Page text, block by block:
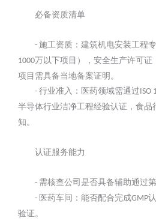
必备资质清单
- 施工资质：建筑机电安装工程
1000万以下项目），安全生产许可证
项目需具备当地备案证明。
- 行业准入：医药领域需通过ISO
半导体行业洁净工程经验认证，食品
知。
认证服务能力
- 需核查公司是否具备辅助通过
- 医药车间：能否配合完成GMP
验证。